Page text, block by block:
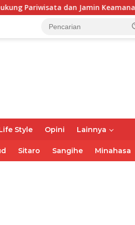
dan Jamin Keamanan
Style Opini Lainnya
Sitaro Sangihe Minahasa